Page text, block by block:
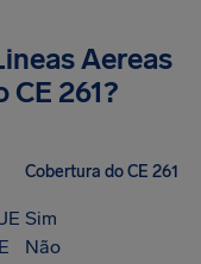
Aereas
CE 261?
Cobertura do CE 261
Sim
Não